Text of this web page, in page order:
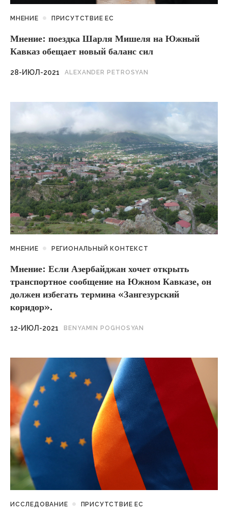
МНЕНИЕ ПРИСУТСТВИЕ ЕС
Мнение: поездка Шарля Мишеля на Южный
Кавказ обещает новый баланс сил
28-ИЮЛ-2021 ALEXANDER PETROSYAN
МНЕНИЕ РЕГИОНАЛЬНЫЙ КОНТЕКСТ
Мнение: Если Азербайджан хочет открыть
транспортное сообщение на Южном Кавказе, он
должен избегать термина «Зангезурский
коридор».
12-ИЮЛ-2021 BENYAMIN POGHOSYAN
ИССЛЕДОВАНИЕ ПРИСУТСТВИЕ ЕС